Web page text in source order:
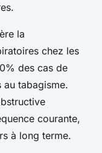
la
chez les
des cas de
tabagisme.
courante,
à long terme.